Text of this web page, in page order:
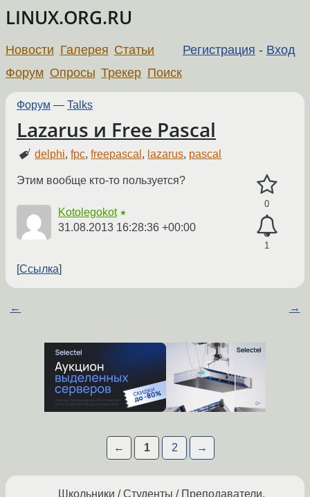
LINUX.ORG.RU
Регистрация - Вход
Новости Галерея Статьи
Форум Опросы Трекер Поиск
Форум — Talks
Lazarus и Free Pascal
delphi,fpc,freepascal , lazarus, pascal
0
1
Этим вообще кто-то пользуется?
Kotolegokot ★
31.08.2013 16:28:36 +00:00
Ссылка
← →
← 1 2 →
Школьники / Студенты / Преподаватели.